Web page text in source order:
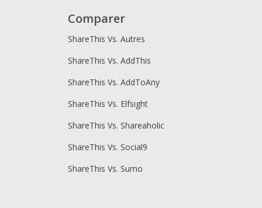
Comparer
ShareThis Vs. Autres
ShareThis Vs. AddThis
ShareThis Vs. AddToAny
ShareThis Vs. Elfsight
ShareThis Vs. Shareaholic
ShareThis Vs. Social9
ShareThis Vs. Sumo